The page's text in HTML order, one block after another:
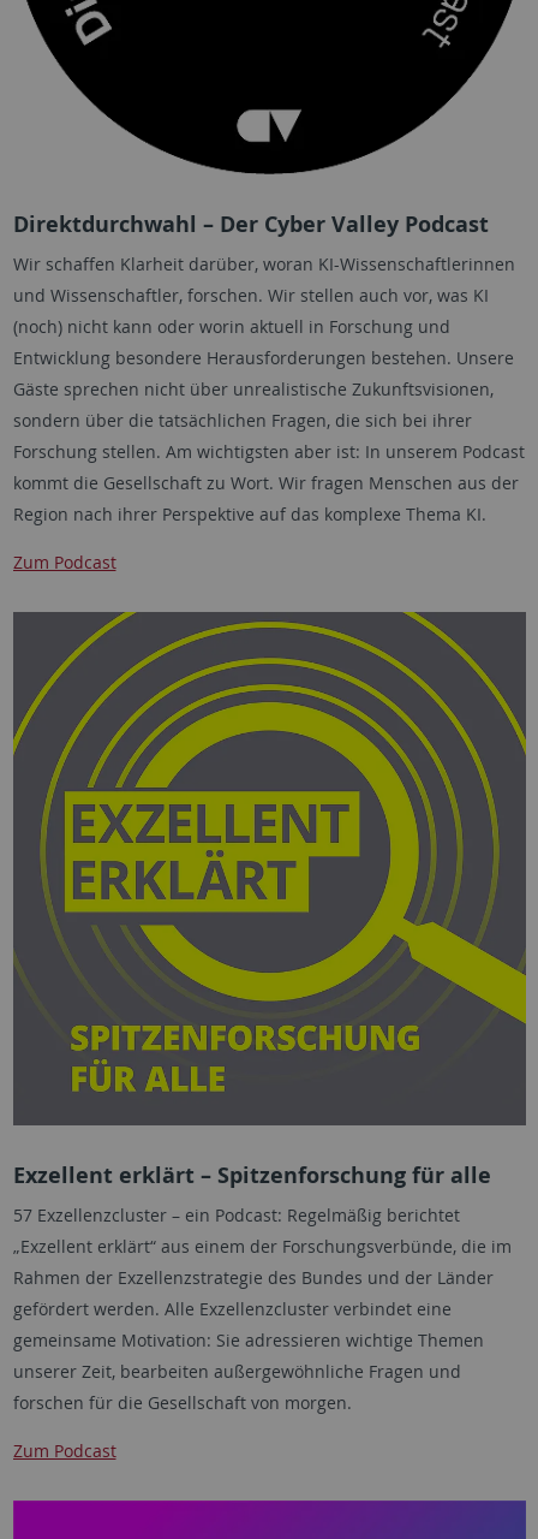
Direktdurchwahl – Der Cyber Valley Podcast
Wir schaffen Klarheit darüber, woran KI-Wissenschaftlerinnen
und Wissenschaftler, forschen. Wir stellen auch vor, was KI
(noch) nicht kann oder worin aktuell in Forschung und
Entwicklung besondere Herausforderungen bestehen. Unsere
Gäste sprechen nicht über unrealistische Zukunftsvisionen,
sondern über die tatsächlichen Fragen, die sich bei ihrer
Forschung stellen. Am wichtigsten aber ist: In unserem Podcast
kommt die Gesellschaft zu Wort. Wir fragen Menschen aus der
Region nach ihrer Perspektive auf das komplexe Thema KI.
Zum Podcast
Exzellent erklärt – Spitzenforschung für alle
57 Exzellenzcluster – ein Podcast: Regelmäßig berichtet
„Exzellent erklärt“ aus einem der Forschungsverbünde, die im
Rahmen der Exzellenzstrategie des Bundes und der Länder
gefördert werden. Alle Exzellenzcluster verbindet eine
gemeinsame Motivation: Sie adressieren wichtige Themen
unserer Zeit, bearbeiten außergewöhnliche Fragen und
forschen für die Gesellschaft von morgen.
Zum Podcast